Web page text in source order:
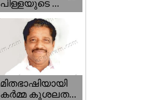
പിള്ളയുടെ ...
മിതഭാഷിയായി
കര്‍മ്മ കുശലത...